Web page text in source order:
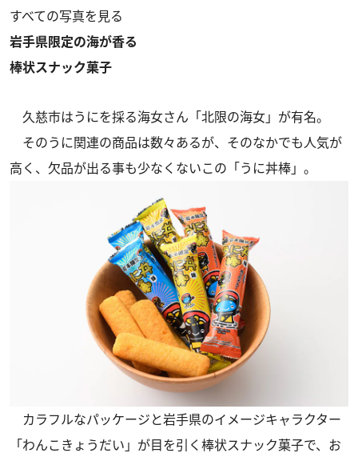
すべての写真を見る
岩手県限定の海が香る
棒状スナック菓子
久慈市はうにを採る海女さん「北限の海女」が有名。
そのうに関連の商品は数々あるが、そのなかでも人気が
高く、欠品が出る事も少なくないこの「うに丼棒」。
カラフルなパッケージと岩手県のイメージキャラクター
「わんこきょうだい」が目を引く棒状スナック菓子で、お